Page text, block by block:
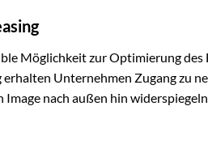
Möglichkeit zur Optimierung
Unternehmen Zugang zu
nach außen hin widerspiegeln